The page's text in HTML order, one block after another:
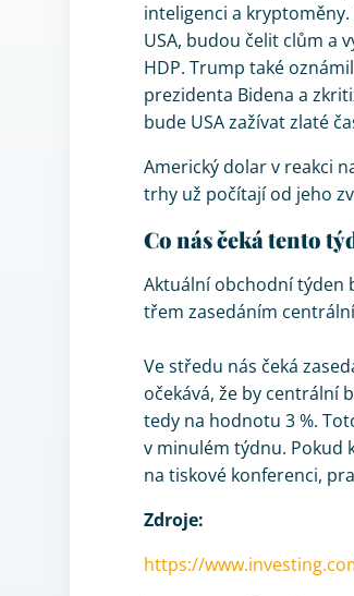
inteligenci a
USA, budou čelit clům a
HDP. Trump také
prezidenta Bidena a
bude USA zažívat zlaté
Americký dolar v reakci
trhy už počítají od jeho
Co nás čeká tento
Aktuální obchodní týden
třem zasedáním
Ve středu nás čeká
očekává, že by centrální
tedy na hodnotu 3 %.
v minulém týdnu. Pokud
na tiskové konferenci,
Zdroje:
https://